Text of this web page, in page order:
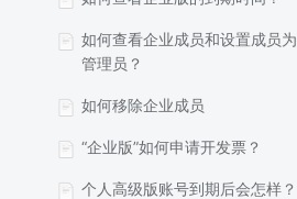
如何查看企业成员和设置成员为
管理员？
如何移除企业成员
“企业版”如何申请开发票？
个人高级版账号到期后会怎样？